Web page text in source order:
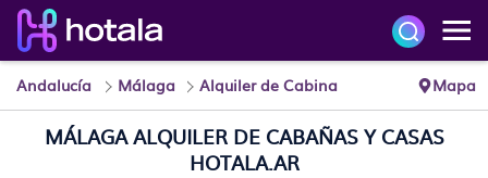
Andalucía Málaga Alquiler de Cabina Mapa
MÁLAGA ALQUILER DE CABAÑAS Y CASAS
HOTALA.AR